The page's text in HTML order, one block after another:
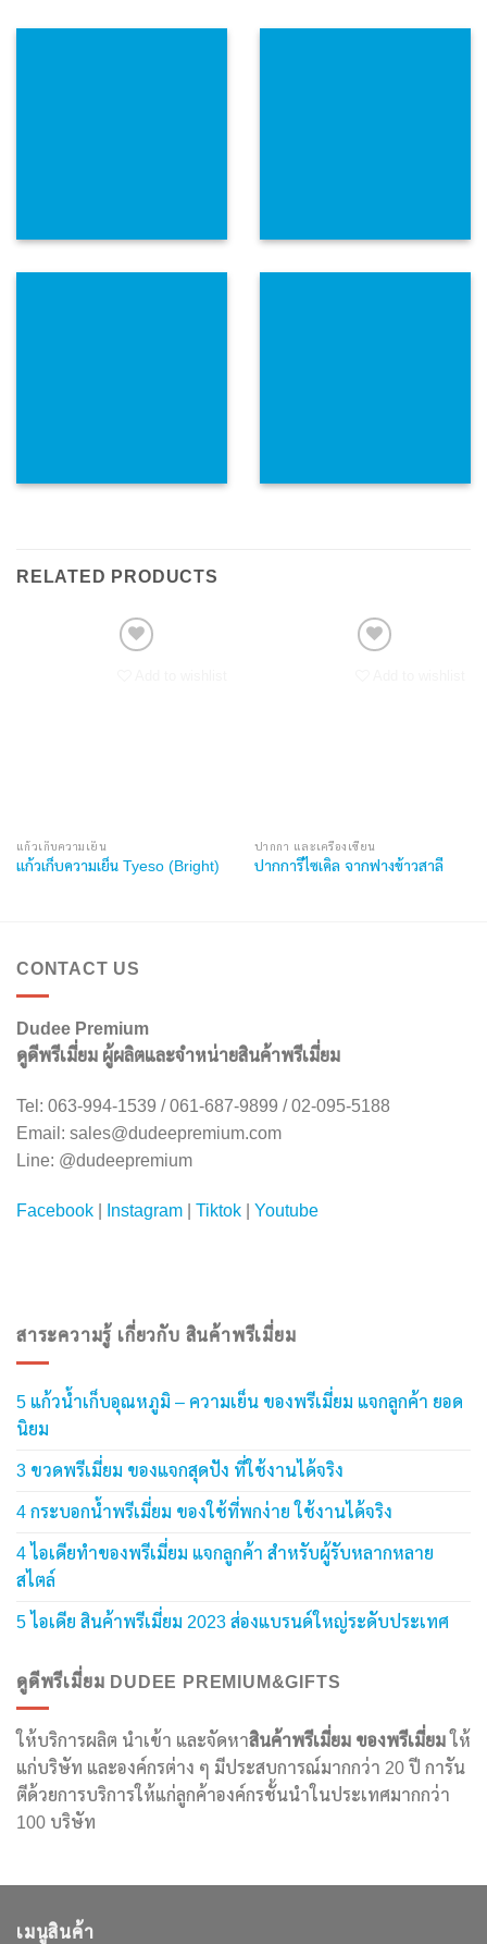
RELATED PRODUCTS
แก้วเก็บความเย็น
แก้วเก็บความเย็น Tyeso (Bright)
ปากกา และเครื่องเขียน
ปากการีไซเคิล จากฟางข้าวสาลี
CONTACT US
Dudee Premium
ดูดีพรีเมี่ยม ผู้ผลิตและจำหน่ายสินค้าพรีเมี่ยม
Tel: 063-994-1539 / 061-687-9899 / 02-095-5188
Email: sales@dudeepremium.com
Line: @dudeepremium
Facebook Instagram Tiktok Youtube
สาระความรู้ เกี่ยวกับ สินค้าพรีเมี่ยม
5 แก้วน้ำเก็บอุณหภูมิ – ความเย็น ของพรีเมี่ยม แจกลูกค้า ยอด
นิยม
3 ขวดพรีเมี่ยม ของแจกสุดปัง ที่ใช้งานได้จริง
4 กระบอกน้ำพรีเมี่ยม ของใช้ที่พกง่าย ใช้งานได้จริง
4 ไอเดียทำของพรีเมี่ยม แจกลูกค้า สำหรับผู้รับหลากหลาย
สไตล์
5 ไอเดีย สินค้าพรีเมี่ยม 2023 ส่องแบรนด์ใหญ่ระดับประเทศ
ดูดีพรีเมี่ยม DUDEE PREMIUM&GIFTS
ให้บริการผลิต นำเข้า และจัดหาสินค้าพรีเมี่ยม ของพรีเมี่ยม ให้
แก่บริษัท และองค์กรต่าง ๆ มีประสบการณ์มากกว่า 20 ปี การัน
ตีด้วยการบริการให้แก่ลูกค้าองค์กรชั้นนำในประเทศมากกว่า
100 บริษัท
เมนูสินค้า